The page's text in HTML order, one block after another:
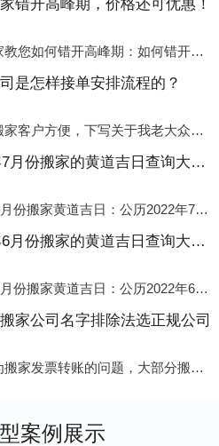
错开高峰期，价格还可优惠！
万源中迁搬家教您如何错开高峰期：如何错开高峰期搬家，中迁搬家做了一些电话数据统计和分析，发现市民中午2点左右访问网站的人是最多的，电话咨询是早上9点左右是最多的，预约搬家周六和周日是最多的，网上QQ微
是怎样接单安排流程的？
万源为广州搬家客户方便，下写关于我老大众搬家公司接单的流程，九条给搬家朋友参考，了解搬家公司工序，免去搬家时的没有准备好的工作，给您及时快速的搬好家。一．电话咨询：专人接待客户电话咨询，初步了解客户搬 家
万源2022年7月份搬家的黄道吉日查询大全一览表哪天适合搬家好日子
万源2022年7月份搬家黄道吉日：公历2022年7月6日 农历六月初八 星期三 冲虎(甲寅)公历2022年7月12日 农历六月十四 星期二 冲猴(庚申)公历2022年7月13日 农历六月十五 星期三 冲鸡
万源2022年6月份搬家的黄道吉日查询大全一览表哪天适合搬家好日子
万源2022年6月份搬家黄道吉日：公历2022年6月1日 农历五月初三 星期三 冲兔(己卯)公历2022年6月4日 农历五月初六 星期六 冲马(壬午)公历2022年6月8日 农历五月初十 星期三 冲狗(丙
家公司名字排除法选正规公司
万源如今因为搬家发票转账的问题，大部分搬家公司都已经注册了营业执照，早5年前基本上所谓的搬家公司都是无注册状态也就是无照营业，由于企业注册量大增所以各种企业信息展示平台如雨后春笋般遍地开花，如：天眼查，企
案例展示